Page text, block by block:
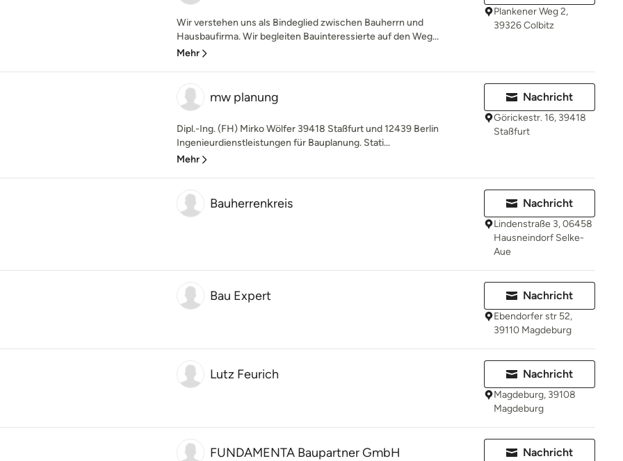
Wir verstehen uns als Bindeglied zwischen Bauherrn und
Hausbaufirma. Wir begleiten Bauinteressierte auf den Weg...
Mehr
Plankener Weg 2,
39326 Colbitz
mw planung
Dipl.-Ing. (FH) Mirko Wölfer 39418 Staßfurt und 12439 Berlin
Ingenieurdienstleistungen für Bauplanung. Stati...
Mehr
Nachricht
Görickestr. 16, 39418
Staßfurt
Bauherrenkreis Nachricht
Lindenstraße 3, 06458
Hausneindorf Selke-
Aue
Bau Expert Nachricht
Ebendorfer str 52,
39110 Magdeburg
Lutz Feurich Nachricht
Magdeburg, 39108
Magdeburg
FUNDAMENTA Baupartner GmbH Nachricht